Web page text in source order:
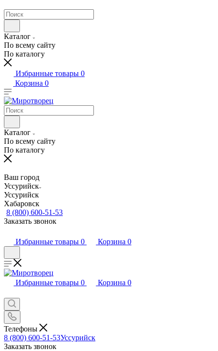
Каталог
По всему сайту
По каталогу
Избранные товары 0
Корзина 0
Каталог
По всему сайту
По каталогу
Ваш город
Уссурийск
Уссурийск
Хабаровск
8 (800) 600-51-53
Заказать звонок
Избранные товары 0 Корзина 0
Избранные товары 0 Корзина 0
Телефоны
8 (800) 600-51-53Уссурийск
Заказать звонок